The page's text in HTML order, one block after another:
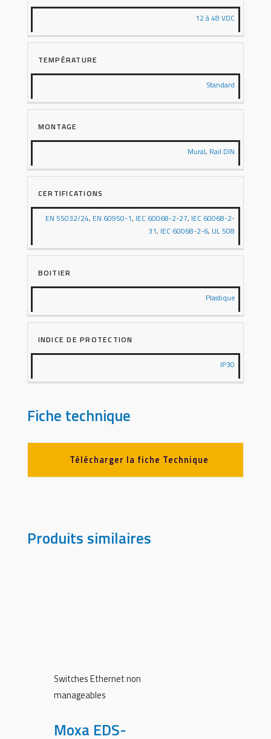
12 à 48 VDC
TEMPÉRATURE
Standard
MONTAGE
Mural, Rail DIN
CERTIFICATIONS
EN 55032/24, EN 60950-1, IEC 60068-2-27, IEC 60068-2-
31, IEC 60068-2-6, UL 508
BOITIER
Plastique
INDICE DE PROTECTION
IP30
Fiche technique
Télécharger la fiche Technique
Produits similaires
Switches Ethernet non
manageables
Moxa EDS-